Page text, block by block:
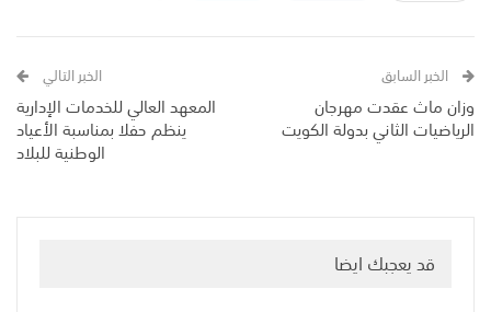
الخبر السابق
وزان ماث عقدت مهرجان
الرياضيات الثاني بدولة الكويت
الخبر التالي
المعهد العالي للخدمات الإدارية
ينظم حفلا بمناسبة الأعياد
الوطنية للبلاد
قد يعجبك ايضا